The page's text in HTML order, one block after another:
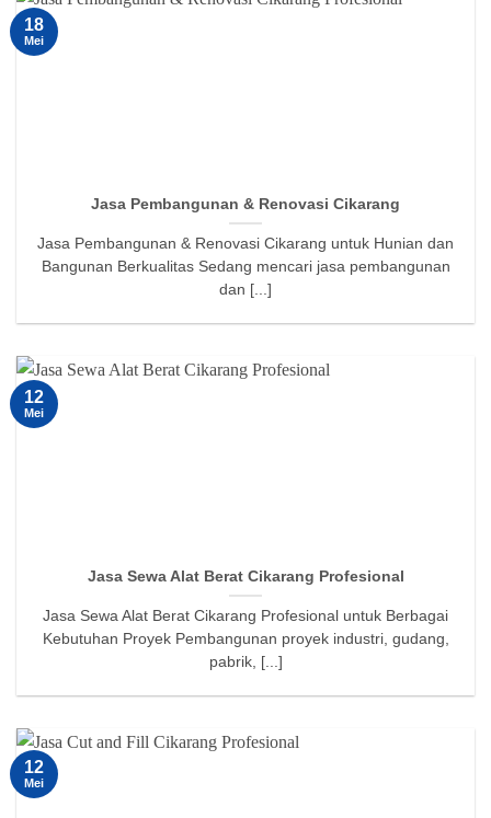
Jasa Pembangunan & Renovasi Cikarang
Jasa Pembangunan & Renovasi Cikarang untuk Hunian dan
Bangunan Berkualitas Sedang mencari jasa pembangunan
dan [...]
18
Mei
Jasa Sewa Alat Berat Cikarang Profesional
Jasa Sewa Alat Berat Cikarang Profesional untuk Berbagai
Kebutuhan Proyek Pembangunan proyek industri, gudang,
pabrik, [...]
12
Mei
12
Mei